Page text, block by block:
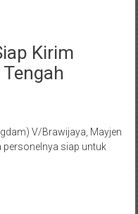
Kirim
V/Brawijaya, Mayjen
personelnya siap untuk